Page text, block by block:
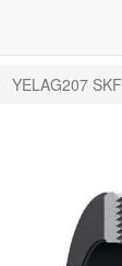
YELAG207 SKF